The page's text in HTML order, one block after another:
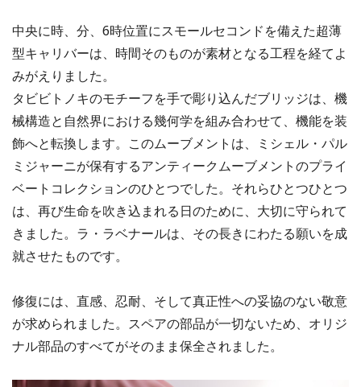
中央に時、分、6時位置にスモールセコンドを備えた超薄
型キャリバーは、時間そのものが素材となる工程を経てよ
みがえりました。
タビビトノキのモチーフを手で彫り込んだブリッジは、機
械構造と自然界における幾何学を組み合わせて、機能を装
飾へと転換します。このムーブメントは、ミシェル・パル
ミジャーニが保有するアンティークムーブメントのプライ
ベートコレクションのひとつでした。それらひとつひとつ
は、再び生命を吹き込まれる日のために、大切に守られて
きました。ラ・ラベナールは、その長きにわたる願いを成
就させたものです。
修復には、直感、忍耐、そして真正性への妥協のない敬意
が求められました。スペアの部品が一切ないため、オリジ
ナル部品のすべてがそのまま保全されました。